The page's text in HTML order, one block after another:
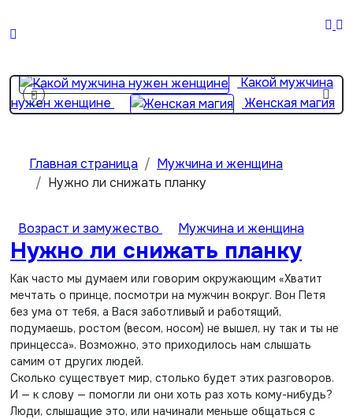
Какой мужчина
нужен женщине
Женская магия
Главная страница
Мужчина и женщина
Нужно ли снижать планку
Возраст и замужество Мужчина и женщина
Нужно ли снижать планку
Как часто мы думаем или говорим окружающим «Хватит
мечтать о принце, посмотри на мужчин вокруг. Вон Петя
без ума от тебя, а Вася заботливый и работящий,
подумаешь, ростом (весом, носом) не вышел, ну так и ты не
принцесса». Возможно, это приходилось нам слышать
самим от других людей.
Сколько существует мир, столько будет этих разговоров.
И — к слову — помогли ли они хоть раз хоть кому-нибудь?
Люди, слышащие это, или начинали меньше общаться с